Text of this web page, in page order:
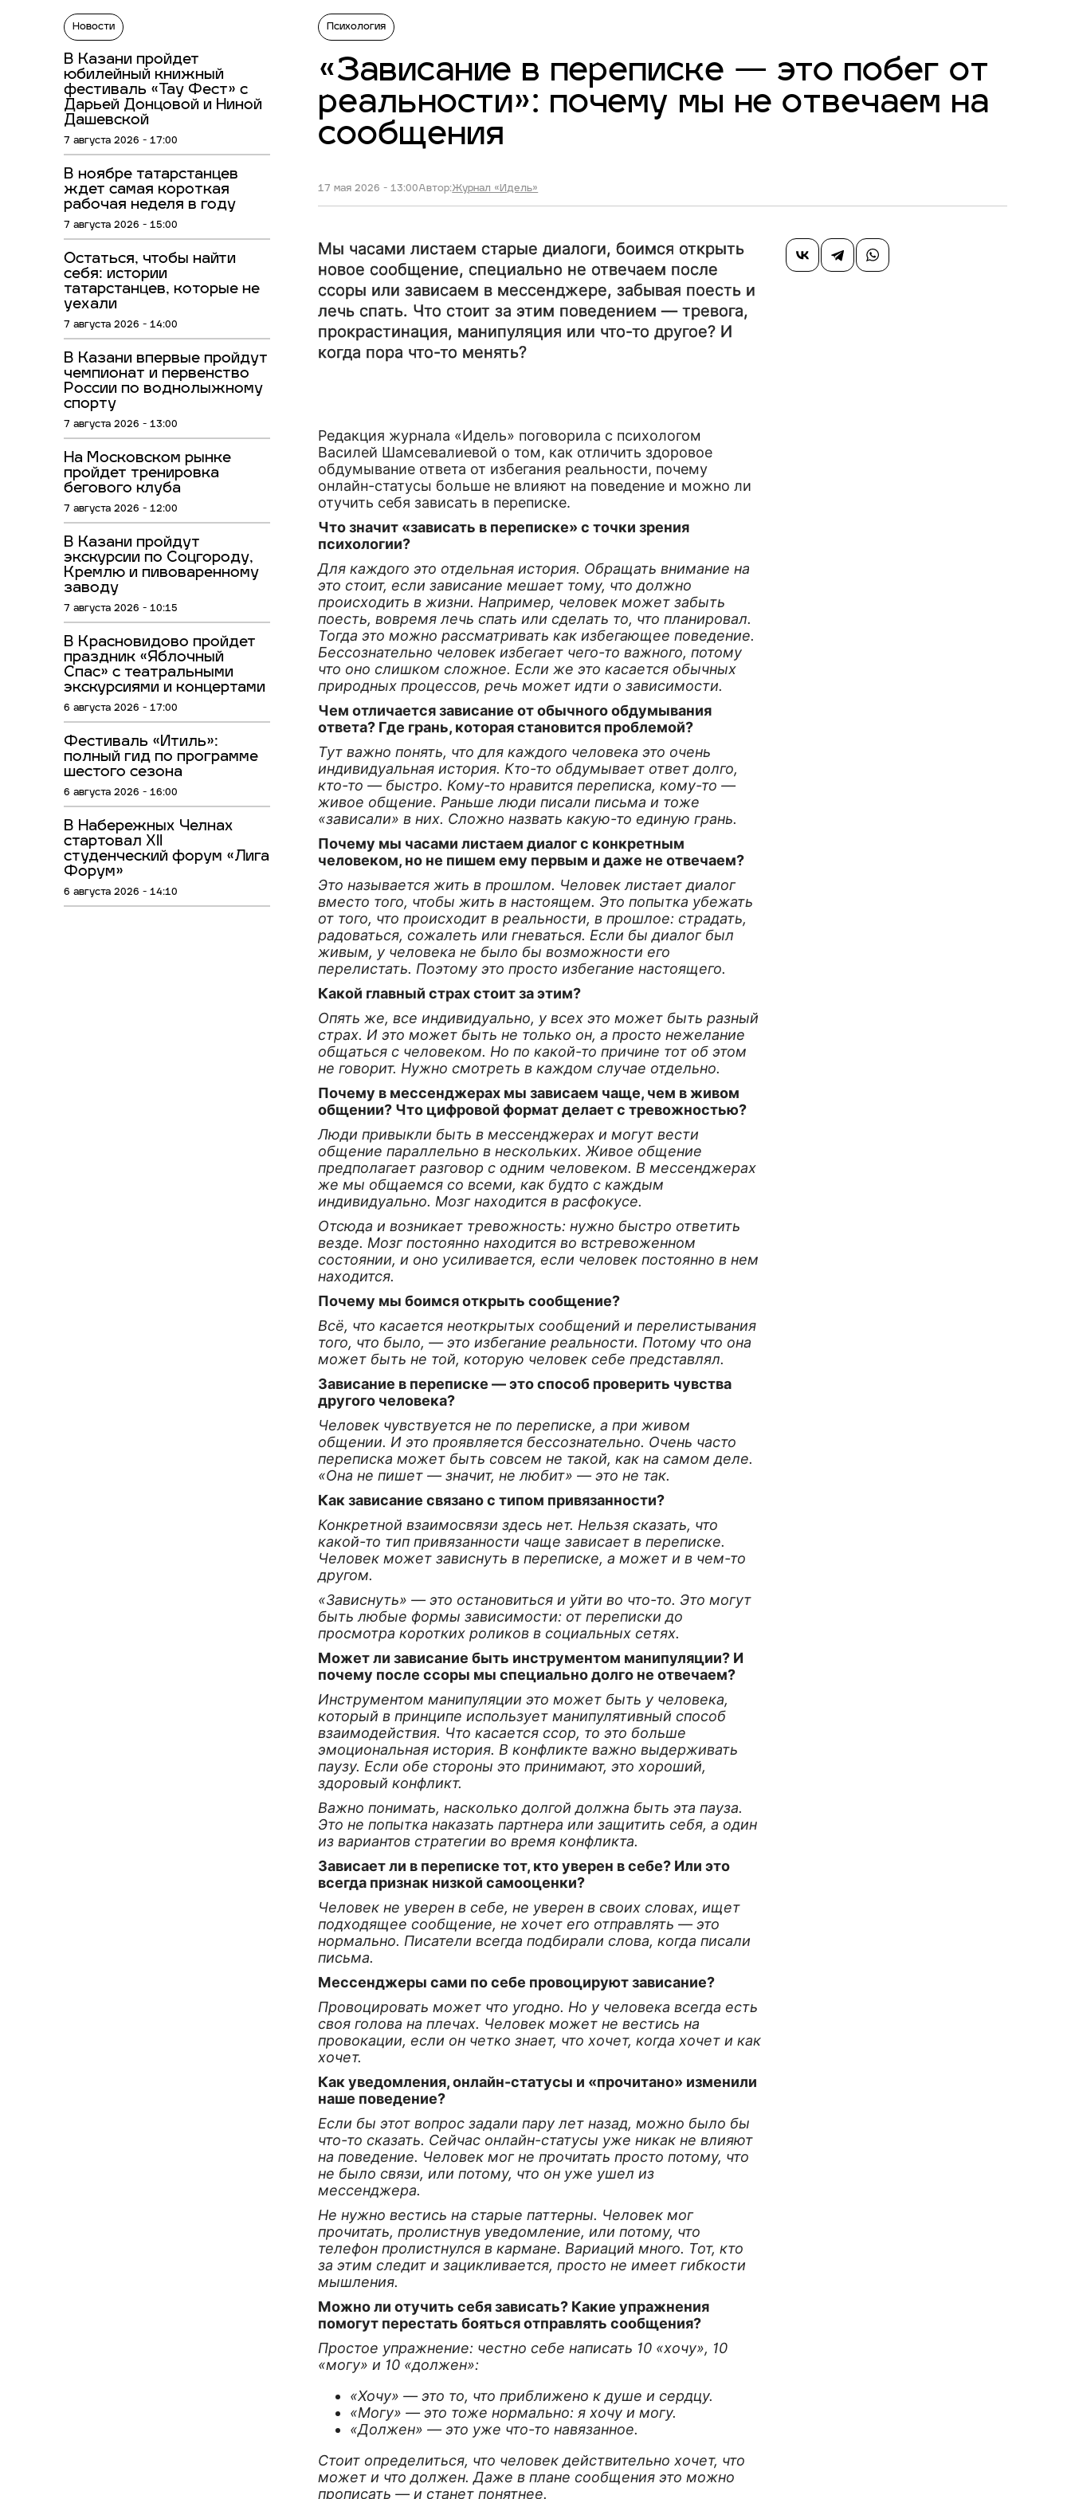
Новости
В Казани пройдет
юбилейный книжный
фестиваль «Тау Фест» с
Дарьей Донцовой и Ниной
Дашевской
7 августа 2026 - 17:00
В ноябре татарстанцев
ждет самая короткая
рабочая неделя в году
7 августа 2026 - 15:00
Остаться, чтобы найти
себя: истории
татарстанцев, которые не
уехали
7 августа 2026 - 14:00
В Казани впервые пройдут
чемпионат и первенство
России по воднолыжному
спорту
7 августа 2026 - 13:00
На Московском рынке
пройдет тренировка
бегового клуба
7 августа 2026 - 12:00
В Казани пройдут
экскурсии по Соцгороду,
Кремлю и пивоваренному
заводу
7 августа 2026 - 10:15
В Красновидово пройдет
праздник «Яблочный
Спас» с театральными
экскурсиями и концертами
6 августа 2026 - 17:00
Фестиваль «Итиль»:
полный гид по программе
шестого сезона
6 августа 2026 - 16:00
В Набережных Челнах
стартовал XII
студенческий форум «Лига
Форум»
6 августа 2026 - 14:10
Психология
«Зависание в переписке — это побег от
реальности»: почему мы не отвечаем на
сообщения
17 мая 2026 - 13:00Автор:Журнал «Идель»
Мы часами листаем старые диалоги, боимся открыть
новое сообщение, специально не отвечаем после
ссоры или зависаем в мессенджере, забывая поесть и
лечь спать. Что стоит за этим поведением — тревога,
прокрастинация, манипуляция или что-то другое? И
когда пора что-то менять?
Редакция журнала «Идель» поговорила с психологом
Василей Шамсевалиевой о том, как отличить здоровое
обдумывание ответа от избегания реальности, почему
онлайн-статусы больше не влияют на поведение и можно ли
отучить себя зависать в переписке.
Что значит «зависать в переписке» с точки зрения
психологии?
Для каждого это отдельная история. Обращать внимание на
это стоит, если зависание мешает тому, что должно
происходить в жизни. Например, человек может забыть
поесть, вовремя лечь спать или сделать то, что планировал.
Тогда это можно рассматривать как избегающее поведение.
Бессознательно человек избегает чего-то важного, потому
что оно слишком сложное. Если же это касается обычных
природных процессов, речь может идти о зависимости.
Чем отличается зависание от обычного обдумывания
ответа? Где грань, которая становится проблемой?
Тут важно понять, что для каждого человека это очень
индивидуальная история. Кто-то обдумывает ответ долго,
кто-то — быстро. Кому-то нравится переписка, кому-то —
живое общение. Раньше люди писали письма и тоже
«зависали» в них. Сложно назвать какую-то единую грань.
Почему мы часами листаем диалог с конкретным
человеком, но не пишем ему первым и даже не отвечаем?
Это называется жить в прошлом. Человек листает диалог
вместо того, чтобы жить в настоящем. Это попытка убежать
от того, что происходит в реальности, в прошлое: страдать,
радоваться, сожалеть или гневаться. Если бы диалог был
живым, у человека не было бы возможности его
перелистать. Поэтому это просто избегание настоящего.
Какой главный страх стоит за этим?
Опять же, все индивидуально, у всех это может быть разный
страх. И это может быть не только он, а просто нежелание
общаться с человеком. Но по какой-то причине тот об этом
не говорит. Нужно смотреть в каждом случае отдельно.
Почему в мессенджерах мы зависаем чаще, чем в живом
общении? Что цифровой формат делает с тревожностью?
Люди привыкли быть в мессенджерах и могут вести
общение параллельно в нескольких. Живое общение
предполагает разговор с одним человеком. В мессенджерах
же мы общаемся со всеми, как будто с каждым
индивидуально. Мозг находится в расфокусе.
Отсюда и возникает тревожность: нужно быстро ответить
везде. Мозг постоянно находится во встревоженном
состоянии, и оно усиливается, если человек постоянно в нем
находится.
Почему мы боимся открыть сообщение?
Всё, что касается неоткрытых сообщений и перелистывания
того, что было, — это избегание реальности. Потому что она
может быть не той, которую человек себе представлял.
Зависание в переписке — это способ проверить чувства
другого человека?
Человек чувствуется не по переписке, а при живом
общении. И это проявляется бессознательно. Очень часто
переписка может быть совсем не такой, как на самом деле.
«Она не пишет — значит, не любит» — это не так.
Как зависание связано с типом привязанности?
Конкретной взаимосвязи здесь нет. Нельзя сказать, что
какой-то тип привязанности чаще зависает в переписке.
Человек может зависнуть в переписке, а может и в чем-то
другом.
«Зависнуть» — это остановиться и уйти во что-то. Это могут
быть любые формы зависимости: от переписки до
просмотра коротких роликов в социальных сетях.
Может ли зависание быть инструментом манипуляции? И
почему после ссоры мы специально долго не отвечаем?
Инструментом манипуляции это может быть у человека,
который в принципе использует манипулятивный способ
взаимодействия. Что касается ссор, то это больше
эмоциональная история. В конфликте важно выдерживать
паузу. Если обе стороны это принимают, это хороший,
здоровый конфликт.
Важно понимать, насколько долгой должна быть эта пауза.
Это не попытка наказать партнера или защитить себя, а один
из вариантов стратегии во время конфликта.
Зависает ли в переписке тот, кто уверен в себе? Или это
всегда признак низкой самооценки?
Человек не уверен в себе, не уверен в своих словах, ищет
подходящее сообщение, не хочет его отправлять — это
нормально. Писатели всегда подбирали слова, когда писали
письма.
Мессенджеры сами по себе провоцируют зависание?
Провоцировать может что угодно. Но у человека всегда есть
своя голова на плечах. Человек может не вестись на
провокации, если он четко знает, что хочет, когда хочет и как
хочет.
Как уведомления, онлайн-статусы и «прочитано» изменили
наше поведение?
Если бы этот вопрос задали пару лет назад, можно было бы
что-то сказать. Сейчас онлайн-статусы уже никак не влияют
на поведение. Человек мог не прочитать просто потому, что
не было связи, или потому, что он уже ушел из
мессенджера.
Не нужно вестись на старые паттерны. Человек мог
прочитать, пролистнув уведомление, или потому, что
телефон пролистнулся в кармане. Вариаций много. Тот, кто
за этим следит и зацикливается, просто не имеет гибкости
мышления.
Можно ли отучить себя зависать? Какие упражнения
помогут перестать бояться отправлять сообщения?
Простое упражнение: честно себе написать 10 «хочу», 10
«могу» и 10 «должен»:
«Хочу» — это то, что приближено к душе и сердцу.
«Могу» — это тоже нормально: я хочу и могу.
«Должен» — это уже что-то навязанное.
Стоит определиться, что человек действительно хочет, что
может и что должен. Даже в плане сообщения это можно
прописать — и станет понятнее.